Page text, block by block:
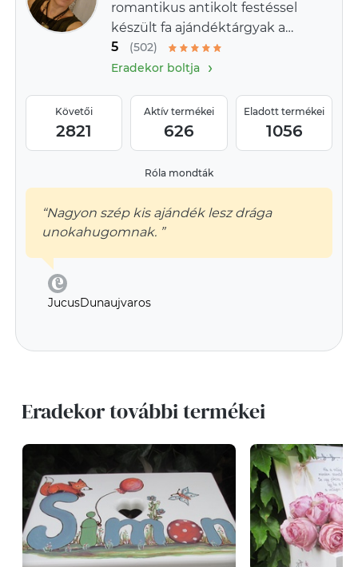
romantikus antikolt festéssel
készült fa ajándéktárgyak a
provence-i stílus jegyében
5
(502)
Eradekor boltja›
Követői
2821
Aktív termékei
626
Eladott termékei
1056
Róla mondták
“Nagyon szép kis ajándék lesz drága
unokahugomnak. ”
JucusDunaujvaros
Eradekor további termékei